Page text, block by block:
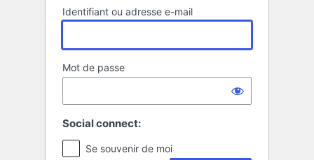
Identifiant ou adresse e-mail
Mot de passe
Social connect:
Se souvenir de moi